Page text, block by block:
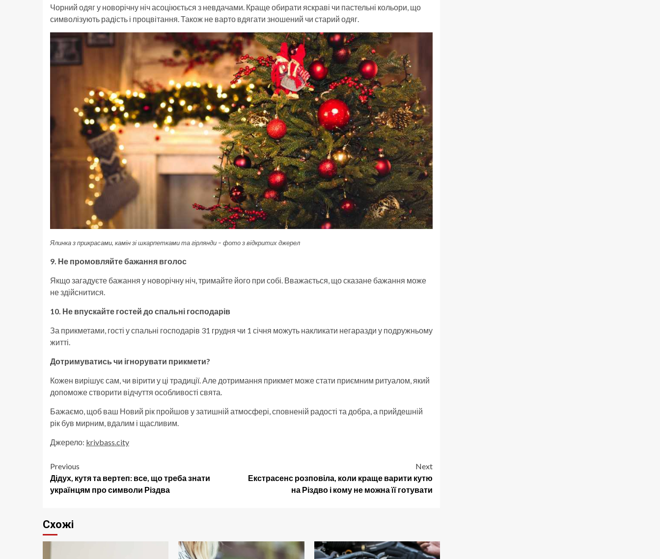
Чорний одяг у новорічну ніч асоціюється з невдачами. Краще обирати яскраві чи пастельні кольори, що
символізують радість і процвітання. Також не варто вдягати зношений чи старий одяг.
Ялинка з прикрасами, камін зі шкарпетками та гірлянди – фото з відкритих джерел
9. Не промовляйте бажання вголос
Якщо загадуєте бажання у новорічну ніч, тримайте його при собі. Вважається, що сказане бажання може
не здійснитися.
10. Не впускайте гостей до спальні господарів
За прикметами, гості у спальні господарів 31 грудня чи 1 січня можуть накликати негаразди у подружньому
житті.
Дотримуватись чи ігнорувати прикмети?
Кожен вирішує сам, чи вірити у ці традиції. Але дотримання прикмет може стати приємним ритуалом, який
допоможе створити відчуття особливості свята.
Бажаємо, щоб ваш Новий рік пройшов у затишній атмосфері, сповненій радості та добра, а прийдешній
рік був мирним, вдалим і щасливим.
Джерело: krivbass.city
Post
navigation
Previous
Дідух, кутя та вертеп: все, що треба знати
українцям про символи Різдва
Next
Екстрасенс розповіла, коли краще варити кутю
на Різдво і кому не можна її готувати
Схожі